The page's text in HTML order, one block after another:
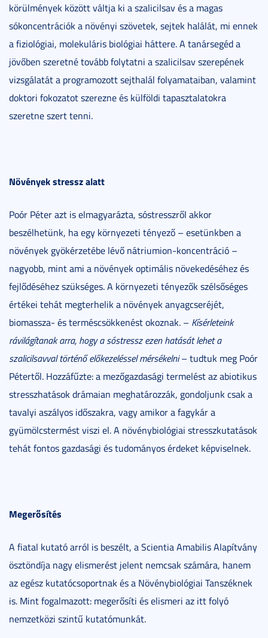
körülmények között váltja ki a szalicilsav és a magas
sókoncentrációk a növényi szövetek, sejtek halálát, mi ennek
a fiziológiai, molekuláris biológiai háttere. A tanársegéd a
jövőben szeretné tovább folytatni a szalicilsav szerepének
vizsgálatát a programozott sejthalál folyamataiban, valamint
doktori fokozatot szerezne és külföldi tapasztalatokra
szeretne szert tenni.
Növények stressz alatt
Poór Péter azt is elmagyarázta, sóstresszről akkor
beszélhetünk, ha egy környezeti tényező – esetünkben a
növények gyökérzetébe lévő nátriumion-koncentráció –
nagyobb, mint ami a növények optimális növekedéséhez és
fejlődéséhez szükséges. A környezeti tényezők szélsőséges
értékei tehát megterhelik a növények anyagcseréjét,
biomassza- és terméscsökkenést okoznak. – Kísérleteink
rávilágítanak arra, hogy a sóstressz ezen hatását lehet a
szalicilsavval történő előkezeléssel mérsékelni– tudtuk meg Poór
Pétertől. Hozzáfűzte: a mezőgazdasági termelést az abiotikus
stresszhatások drámaian meghatározzák, gondoljunk csak a
tavalyi aszályos időszakra, vagy amikor a fagykár a
gyümölcstermést viszi el. A növénybiológiai stresszkutatások
tehát fontos gazdasági és tudományos érdeket képviselnek.
Megerősítés
A fiatal kutató arról is beszélt, a Scientia Amabilis Alapítvány
ösztöndíja nagy elismerést jelent nemcsak számára, hanem
az egész kutatócsoportnak és a Növénybiológiai Tanszéknek
is. Mint fogalmazott: megerősíti és elismeri az itt folyó
nemzetközi szintű kutatómunkát.